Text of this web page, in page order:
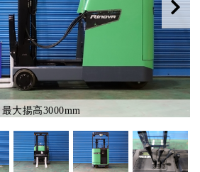
最大揚高3000mm